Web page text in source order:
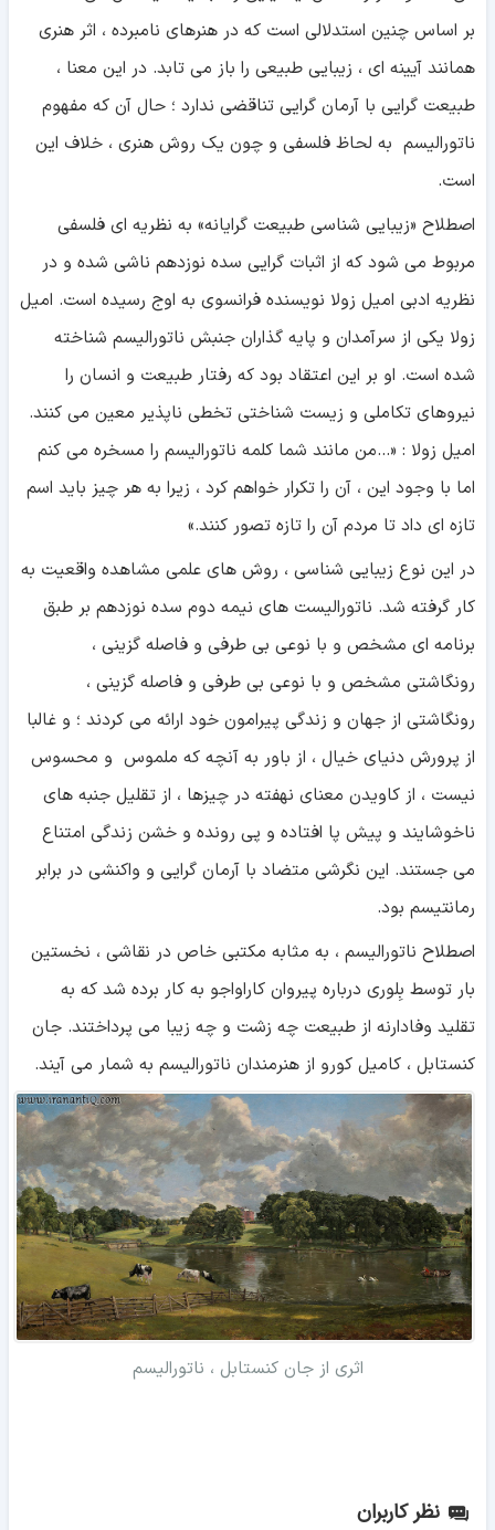
بر اساس چنین استدلالی است که در هنرهای نامبرده ، اثر هنری
همانند آیینه ای ، زیبایی طبیعی را باز می تابد. در این معنا ،
طبیعت گرایی با آرمان گرایی تناقضی ندارد ؛ حال آن که مفهوم
ناتورالیسم به لحاظ فلسفی و چون یک روش هنری ، خلاف این
است.
اصطلاح «زیبایی شناسی طبیعت گرایانه» به نظریه ای فلسفی
مربوط می شود که از اثبات گرایی سده نوزدهم ناشی شده و در
نظریه ادبی امیل زولا نویسنده فرانسوی به اوج رسیده است. امیل
زولا یکی از سرآمدان و پایه گذاران جنبش ناتورالیسم شناخته
شده است. او بر این اعتقاد بود که رفتار طبیعت و انسان را
نیروهای تکاملی و زیست شناختی تخطی ناپذیر معین می کنند.
امیل زولا : «...من مانند شما کلمه ناتورالیسم را مسخره می کنم
اما با وجود این ، آن را تکرار خواهم کرد ، زیرا به هر چیز باید اسم
تازه ای داد تا مردم آن را تازه تصور کنند.»
در این نوع زیبایی شناسی ، روش های علمی مشاهده واقعیت به
کار گرفته شد. ناتورالیست های نیمه دوم سده نوزدهم بر طبق
برنامه ای مشخص و با نوعی بی طرفی و فاصله گزینی ،
رونگاشتی مشخص و با نوعی بی طرفی و فاصله گزینی ،
رونگاشتی از جهان و زندگی پیرامون خود ارائه می کردند ؛ و غالبا
از پرورش دنیای خیال ، از باور به آنچه که ملموس و محسوس
نیست ، از کاویدن معنای نهفته در چیزها ، از تقلیل جنبه های
ناخوشایند و پیش پا افتاده و پی رونده و خشن زندگی امتناع
می جستند. این نگرشی متضاد با آرمان گرایی و واکنشی در برابر
رمانتیسم بود.
اصطلاح ناتورالیسم ، به مثابه مکتبی خاص در نقاشی ، نخستین
بار توسط بِلوری درباره پیروان کاراواجو به کار برده شد که به
تقلید وفادارنه از طبیعت چه زشت و چه زیبا می پرداختند. جان
کنستابل ، کامیل کورو از هنرمندان ناتورالیسم به شمار می آیند.
اثری از جان کنستابل ، ناتورالیسم
نظر کاربران